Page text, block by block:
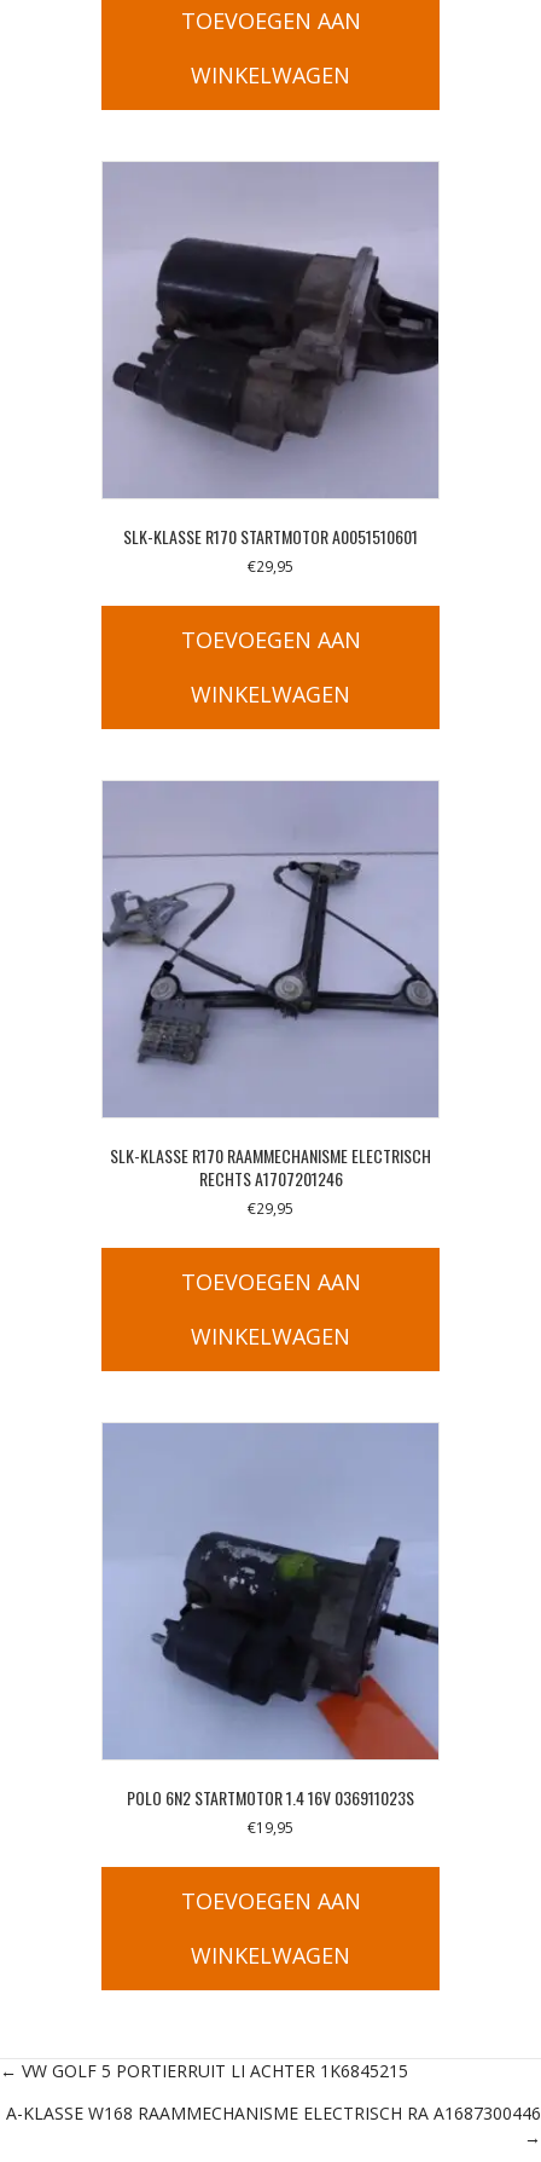
TOEVOEGEN AAN
WINKELWAGEN
SLK-KLASSE R170 STARTMOTOR A0051510601
€29,95
TOEVOEGEN AAN
WINKELWAGEN
SLK-KLASSE R170 RAAMMECHANISME ELECTRISCH
RECHTS A1707201246
€29,95
TOEVOEGEN AAN
WINKELWAGEN
POLO 6N2 STARTMOTOR 1.4 16V 036911023S
€19,95
TOEVOEGEN AAN
WINKELWAGEN
Posts
navigation
← VW GOLF 5 PORTIERRUIT LI ACHTER 1K6845215
A-KLASSE W168 RAAMMECHANISME ELECTRISCH RA A1687300446
→